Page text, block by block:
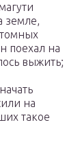
земле,
поехал на
выжить;
на
такое